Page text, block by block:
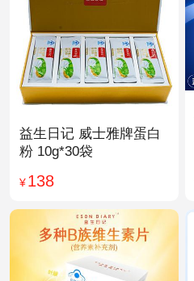
益生日记 威士雅牌蛋白
粉 10g*30袋
¥138